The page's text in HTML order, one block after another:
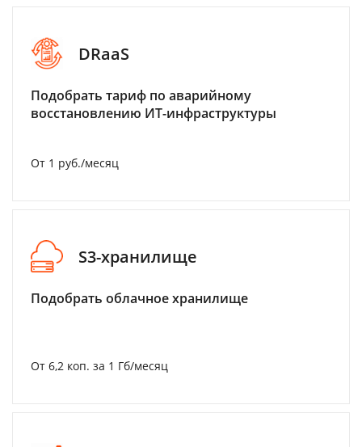
DRaaS
Подобрать тариф по аварийному
восстановлению ИТ-инфраструктуры
От 1 руб./месяц
S3-хранилище
Подобрать облачное хранилище
От 6,2 коп. за 1 Гб/месяц